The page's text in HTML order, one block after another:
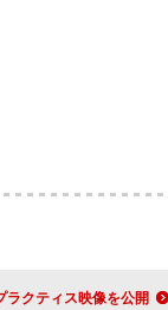
ダンスプラクティス映像を公開